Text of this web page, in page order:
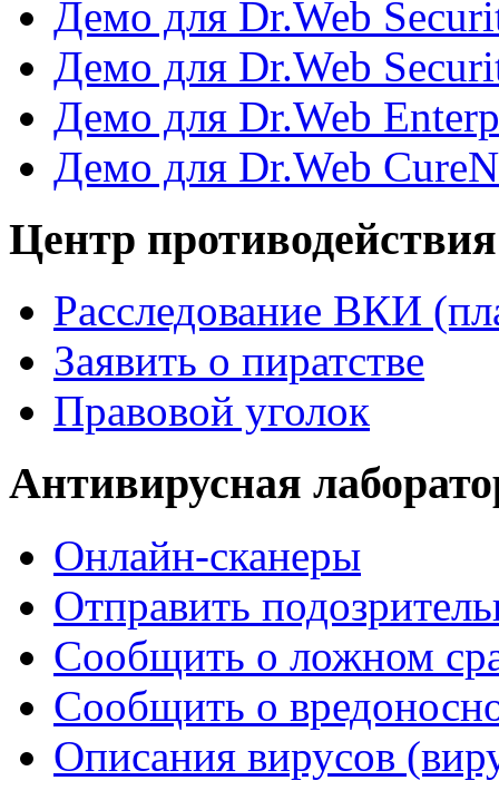
Демо для Dr.Web
Демо для Dr.Web
Демо для Dr.Web
Демо для Dr.Web
Центр
Расследование ВКИ
Заявить о пиратстве
Правовой уголок
Антивирусная
Онлайн-сканеры
Отправить
Сообщить о ложном
Сообщить о
Описания вирусов